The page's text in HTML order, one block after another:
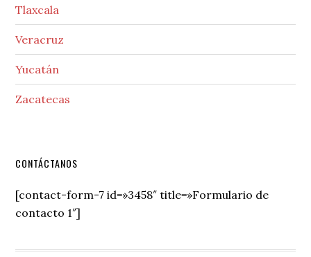
Tlaxcala
Veracruz
Yucatán
Zacatecas
Secondary
Sidebar
CONTÁCTANOS
[contact-form-7 id=»3458″ title=»Formulario de
contacto 1″]